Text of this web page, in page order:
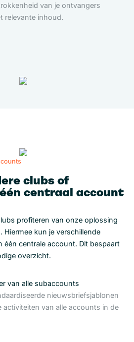
van je ontvangers
relevante inhoud.
clubs of
centraal account
profiteren van onze oplossing
Hiermee kun je verschillende
één centrale account. Dit bespaart
overzicht.
van alle subaccounts
nieuwsbriefsjablonen
activiteiten van alle accounts in de